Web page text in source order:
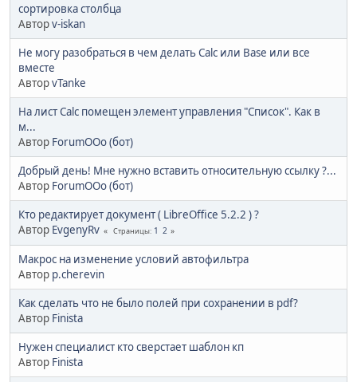
сортировка столбца
Авторv-iskan
Не могу разобраться в чем делать Calc или Base или все
вместе
АвторvTanke
На лист Calc помещен элемент управления "Список". Как в
м...
Автор ForumOOo (бот)
Добрый день! Мне нужно вставить относительную ссылку ?...
Автор ForumOOo (бот)
Кто редактирует документ ( LibreOffice 5.2.2 ) ?
Автор EvgenyRv Страницы 1 2
Макрос на изменение условий автофильтра
Автор p.cherevin
Как сделать что не было полей при сохранении в pdf?
Автор Finista
Нужен специалист кто сверстает шаблон кп
Автор Finista